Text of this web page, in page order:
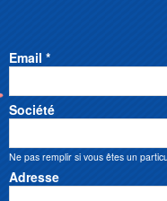
Email *
Société
Ne pas remplir si vous êtes un
Adresse